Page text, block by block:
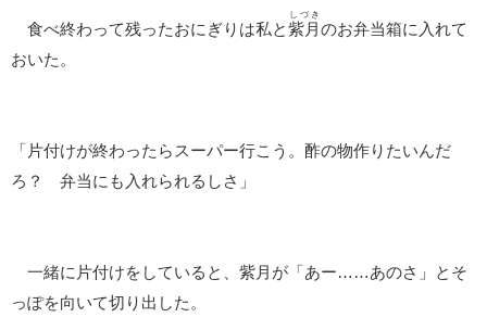
食べ終わって残ったおにぎりは私と紫月
しづき
のお弁当箱に入れて
おいた。
「片付けが終わったらスーパー行こう。酢の物作りたいんだ
ろ？ 弁当にも入れられるしさ」
一緒に片付けをしていると、紫月が「あー……あのさ」とそ
っぽを向いて切り出した。